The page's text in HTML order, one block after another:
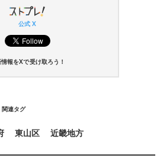
公式 X
情報をXで受け取ろう！
関連タグ
東山区 近畿地方